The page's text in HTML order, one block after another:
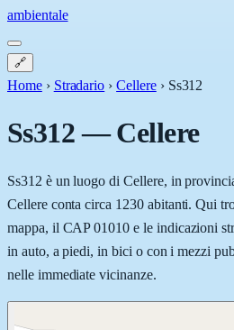
ambientale
🔗
Home › Stradario › Cellere › Ss312
Ss312—Cellere
Ss312 è un luogo di Cellere, in
Cellere conta circa 1230 abitanti. Qui
mappa, il CAP 01010 e le indicazioni
in auto, a piedi, in bici o con i mezzi
nelle immediate vicinanze.